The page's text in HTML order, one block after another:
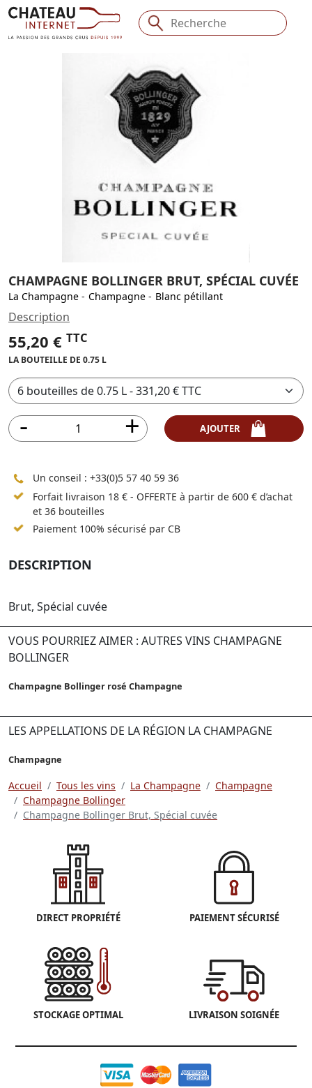
CHAMPAGNE BOLLINGER BRUT, SPÉCIAL CUVÉE
La Champagne - Champagne - Blanc pétillant
Description
55,20 € TTC
LA BOUTEILLE DE 0.75 L
Un conseil : +33(0)5 57 40 59 36
Forfait livraison 18 € - OFFERTE à partir de 600 € d’achat
et 36 bouteilles
Paiement 100% sécurisé par CB
DESCRIPTION
Brut, Spécial cuvée
VOUS POURRIEZ AIMER : AUTRES VINS CHAMPAGNE
BOLLINGER
Champagne Bollinger rosé Champagne
LES APPELLATIONS DE LA RÉGION LA CHAMPAGNE
Champagne
Accueil Tous les vins La Champagne
Champagne
Champagne Bollinger
Champagne Bollinger Brut, Spécial cuvée
DIRECT PROPRIÉTÉ PAIEMENT SÉCURISÉ
STOCKAGE OPTIMAL LIVRAISON SOIGNÉE